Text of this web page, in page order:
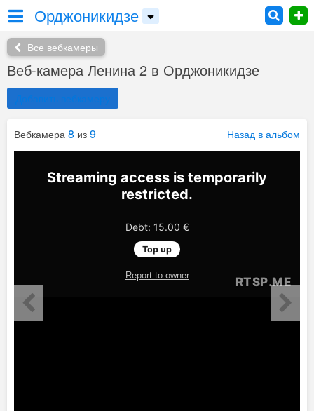
Орджоникидзе
Все вебкамеры
Веб-камера Ленина 2 в Орджоникидзе
Добавить вебкамеру
Вебкамера 8 из 9 Назад в альбом